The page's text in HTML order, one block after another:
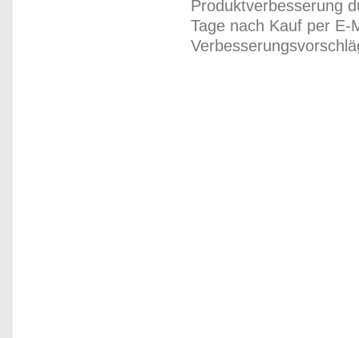
Produktverbesserung
Tage nach Kauf per E-